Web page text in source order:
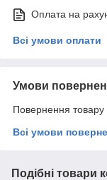
Оплата на
Всі умови оплати
Умови
Повернення товару
Всі умови
Подібні товари